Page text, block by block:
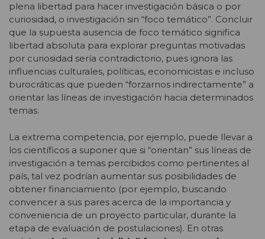
plena libertad para hacer investigación básica o por
curiosidad, o investigación sin “foco temático”. Concluir
que la supuesta ausencia de foco temático significa
libertad absoluta para explorar preguntas motivadas
por curiosidad sería contradictorio, pues ignora las
influencias culturales, políticas, economicistas e incluso
burocráticas que pueden “forzarnos indirectamente” a
orientar las líneas de investigación hacia determinados
temas.
La extrema competencia, por ejemplo, puede llevar a
los científicos a suponer que si “orientan” sus líneas de
investigación a temas percibidos como pertinentes al
país, tal vez podrían aumentar sus posibilidades de
obtener financiamiento (por ejemplo, buscando
convencer a sus pares acerca de la importancia y
conveniencia de un proyecto particular, durante la
etapa de evaluación de postulaciones). En otras